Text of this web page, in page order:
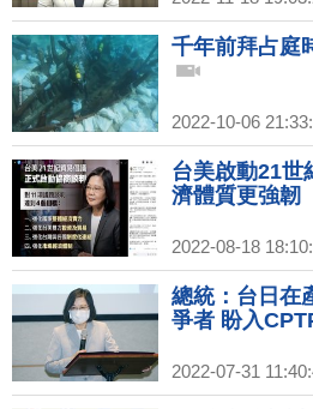
千年前拜占庭
2022-10-06
台美啟動21世
濟體質更強韌
2022-08-18
總統：台日在
爭者 盼入
2022-07-31